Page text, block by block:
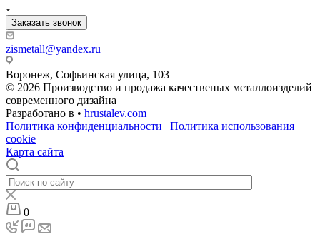
Заказать звонок
zismetall@yandex.ru
Воронеж, Софьинская улица, 103
© 2026 Производство и продажа качественых металлоизделий
современного дизайна
Разработано в • hrustalev.com
Политика конфиденциальности | Политика использования
cookie
Карта сайта
0